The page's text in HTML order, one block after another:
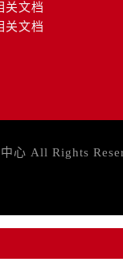
关文档
关文档
心 All Rights